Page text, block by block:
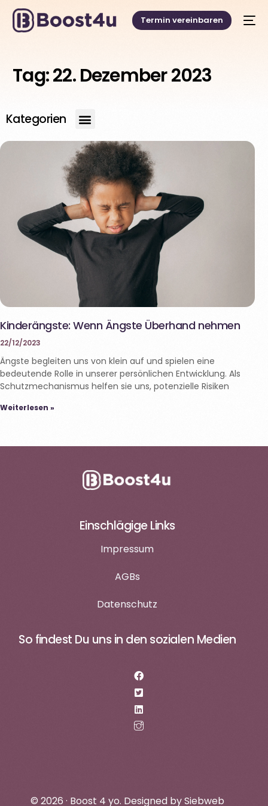
Termin vereinbaren
Tag:22. Dezember 2023
Kategorien
Kinderängste: Wenn Ängste Überhand nehmen
22/12/2023
Ängste begleiten uns von klein auf und spielen eine
bedeutende Rolle in unserer persönlichen Entwicklung. Als
Schutzmechanismus helfen sie uns, potenzielle Risiken
Weiterlesen »
Einschlägige Links
Impressum
AGBs
Datenschutz
So findest Du uns in den sozialen Medien
© 2026 · Boost 4 yo. Designed bySiebweb
Deutsch